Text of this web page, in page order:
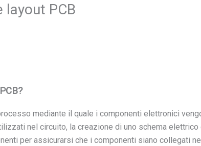
layout PCB
mediante il quale i componenti elettronici
nel circuito, la creazione di uno schema
per assicurarsi che i componenti siano collegati